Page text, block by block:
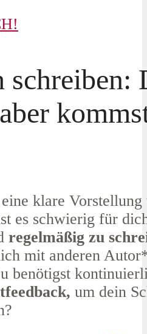
klare Vorstellung
es schwierig für
regelmäßig zu
mit anderen
benötigst
um dein